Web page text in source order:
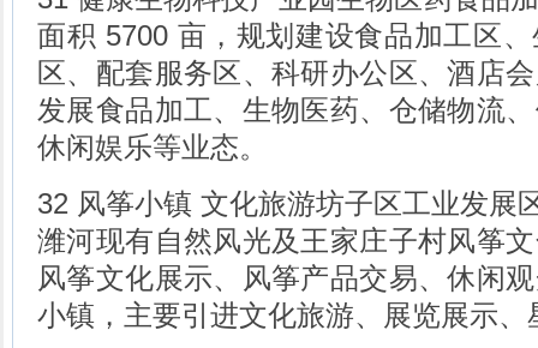
面积 5700 亩，规划建设食品加工区
区、配套服务区、科研办公区、酒店
发展食品加工、生物医药、仓储物流
休闲娱乐等业态。
32 风筝小镇 文化旅游坊子区工业发展
潍河现有自然风光及王家庄子村风筝
风筝文化展示、风筝产品交易、休闲
小镇，主要引进文化旅游、展览展示